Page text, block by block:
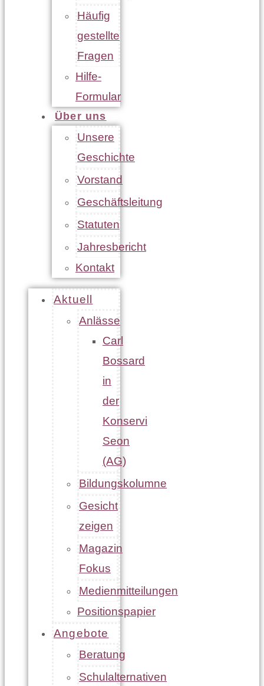
Häufig
gestellte
Fragen
Hilfe-
Formular
Über uns
Unsere
Geschichte
Vorstand
Geschäftsleitung
Statuten
Jahresbericht
Kontakt
Aktuell
Anlässe
Carl
Bossard
in
der
Konservi
Seon
(AG)
Bildungskolumne
Gesicht
zeigen
Magazin
Fokus
Medienmitteilungen
Positionspapier
Angebote
Beratung
Schulalternativen